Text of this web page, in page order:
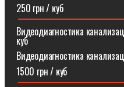
250 грн / куб
Видеодиагностика
куб
Видеодиагностика
1500 грн / куб